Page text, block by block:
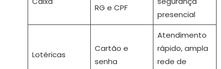
RG e CPF
presencial
Lotéricas
Cartão e
senha
Atendimento
rápido, ampla
rede de